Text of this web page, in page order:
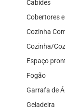
Cabides
Cobertores
Cozinha
Cozinha/
Espaço
Fogão
Garrafa de
Geladeira